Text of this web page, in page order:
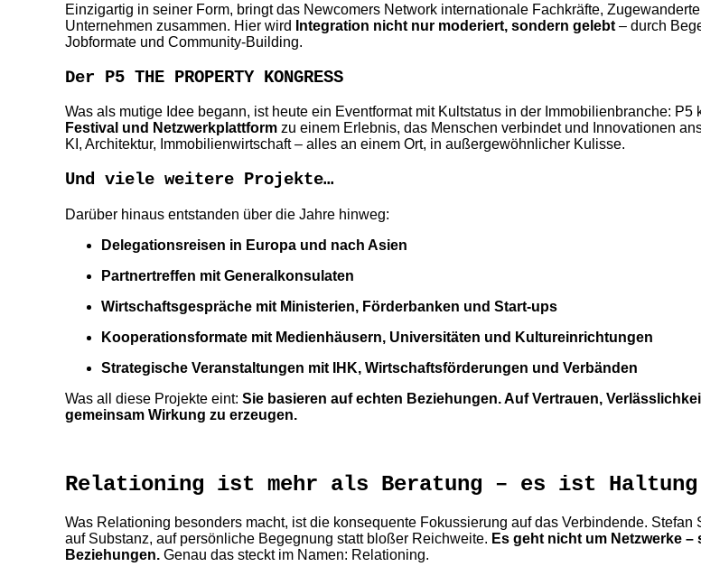
Einzigartig in seiner Form, bringt das Newcomers Network internationale Fachkräfte,
Unternehmen zusammen. Hier wird
Integration nicht nur moderiert, sondern gelebt – durch
Jobformate und Community-Building.
Der P5 THE PROPERTY KONGRESS
Was als mutige Idee begann, ist heute ein Eventformat mit Kultstatus in der Immobilienbranche: P5
Festival und Netzwerkplattform zu einem Erlebnis, das Menschen verbindet und Innovationen
KI, Architektur, Immobilienwirtschaft – alles an einem Ort, in außergewöhnlicher Kulisse.
Und viele weitere Projekte…
Darüber hinaus entstanden über die Jahre hinweg:
Delegationsreisen in Europa und nach Asien
Partnertreffen mit Generalkonsulaten
Wirtschaftsgespräche mit Ministerien, Förderbanken und Start-ups
Kooperationsformate mit Medienhäusern, Universitäten und Kultureinrichtungen
Strategische Veranstaltungen mit IHK, Wirtschaftsförderungen und Verbänden
Was all diese Projekte eint: Sie basieren auf echten Beziehungen. Auf Vertrauen,
gemeinsam Wirkung zu erzeugen.
Relationing ist mehr als Beratung – es ist Haltung
Was Relationing besonders macht, ist die konsequente Fokussierung auf das Verbindende. Stefan
auf Substanz, auf persönliche Begegnung statt bloßer Reichweite. Es geht nicht um Netzwerke –
Beziehungen. Genau das steckt im Namen: Relationing.